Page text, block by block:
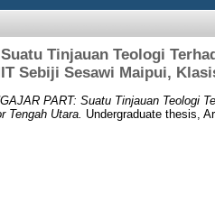
Tinjauan Teologi
Sebiji Sesawi Maipui,
PART: Suatu Tinjauan Teologi
Tengah Utara. Undergraduate thesis,